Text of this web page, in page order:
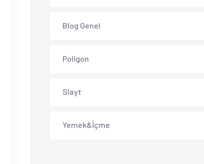
Blog Genel
Poligon
Slayt
Yemek&İçme